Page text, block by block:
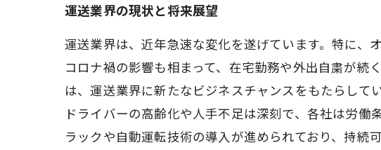
運送業界の現状と将来展望
運送業界は、近年急速な変化を遂げています。特に、
コロナ禍の影響も相まって、在宅勤務や外出自粛が
は、運送業界に新たなビジネスチャンスをもたらして
ドライバーの高齢化や人手不足は深刻で、各社は労
ラックや自動運転技術の導入が進められており、持続